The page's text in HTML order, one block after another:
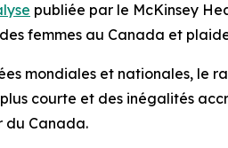
publiée par le McKinsey
femmes au Canada et
mondiales et nationales, le
courte et des inégalités
du Canada.